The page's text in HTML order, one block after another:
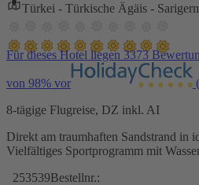
Türkei - Türkische Ägäis -
Für dieses Hotel liegen 3373
von 98% vor
8-tägige Flugreise, DZ inkl. AI
Direkt am traumhaften Sandstrand in
Vielfältiges Sportprogramm mit
253539Bestellnr.: